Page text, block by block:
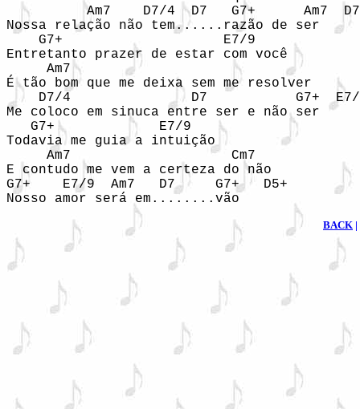
Am7    D7/4  D7   G7+      Am7
Nossa relação não tem......razão de ser
    G7+                    E7/9
Entretanto prazer de estar
     Am7
É tão bom que me deixa sem
D7/4               D7           G7+
Me coloco em sinuca entre
G7+
Todavia me guia a
     Am7                    Cm7
E contudo me vem a
G7+    E7/9  Am7   D7     G7+   D5+
BACK |